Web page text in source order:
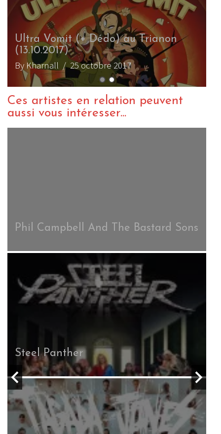
Ultra Vomit (+ Dédo) au Trianon
(13.10.2017)
By Kharnall / 25 octobre 2017
Ces artistes en relation peuvent
aussi vous intéresser...
Phil Campbell And The Bastard Sons
Steel Panther